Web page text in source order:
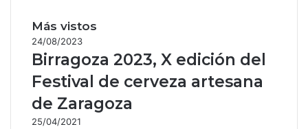
Más vistos
24/08/2023
Birragoza 2023, X edición del
Festival de cerveza artesana
de Zaragoza
25/04/2021